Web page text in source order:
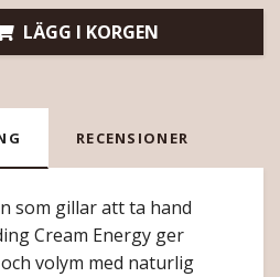
LÄGG I KORGEN
RECENSIONER
som gillar att ta hand
Cream Energy ger
volym med naturlig